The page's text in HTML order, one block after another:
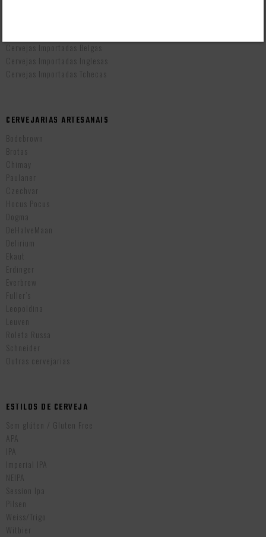
Cervejas Importadas Belgas
Cervejas Importadas Inglesas
Cervejas Importadas Tchecas
CERVEJARIAS ARTESANAIS
Bodebrown
Brotas
Chimay
Paulaner
Czechvar
Hocus Pocus
Dogma
DeHalveMaan
Delirium
Ekaut
Erdinger
Everbrew
Fuller’s
Leopoldina
Leuven
Roleta Russa
Schneider
Outras cervejarias
ESTILOS DE CERVEJA
Sem glúten / Gluten Free
APA
IPA
Imperial IPA
NEIPA
Session Ipa
Pilsen
Weiss/Trigo
Witbier